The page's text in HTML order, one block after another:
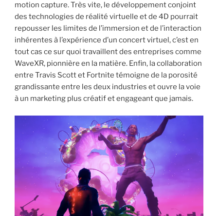
motion capture. Très vite, le développement conjoint
des technologies de réalité virtuelle et de 4D pourrait
repousser les limites de l’immersion et de l’interaction
inhérentes à l’expérience d’un concert virtuel, c’est en
tout cas ce sur quoi travaillent des entreprises comme
WaveXR, pionnière en la matière. Enfin, la collaboration
entre Travis Scott et Fortnite témoigne de la porosité
grandissante entre les deux industries et ouvre la voie
à un marketing plus créatif et engageant que jamais.